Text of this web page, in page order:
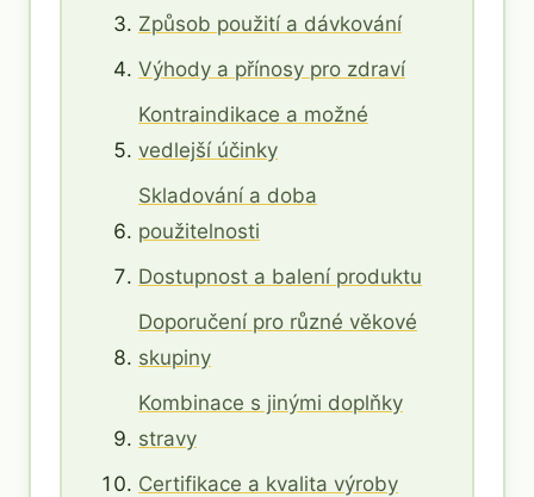
Způsob použití a dávkování
Výhody a přínosy pro zdraví
Kontraindikace a možné
vedlejší účinky
Skladování a doba
použitelnosti
Dostupnost a balení produktu
Doporučení pro různé věkové
skupiny
Kombinace s jinými doplňky
stravy
Certifikace a kvalita výroby